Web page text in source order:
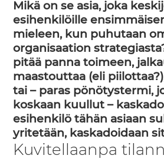
Mikä on se asia, joka
esihenkilöille
mieleen, kun puhutaan
organisaation
pitää panna toimeen,
maastouttaa (eli
tai – paras pönötystermi,
koskaan kuullut –
esihenkilö tähän asiaan
yritetään, kaskadoidaan
Kuvitellaanpa